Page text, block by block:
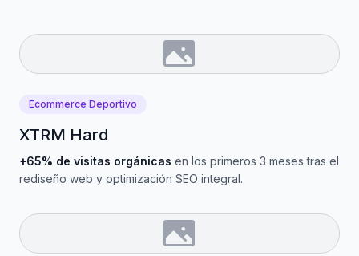
Ecommerce Deportivo
XTRM Hard
+65% de visitas orgánicas en los primeros 3 meses tras el
rediseño web y optimización SEO integral.